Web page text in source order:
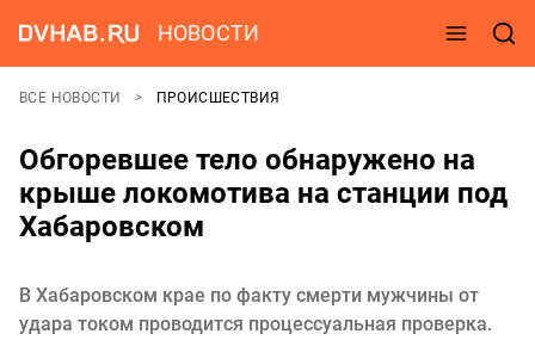
НОВОСТИ
ВСЕ НОВОСТИ ПРОИСШЕСТВИЯ
Обгоревшее тело обнаружено на
крыше локомотива на станции под
Хабаровском
В Хабаровском крае по факту смерти мужчины от
удара током проводится процессуальная проверка.